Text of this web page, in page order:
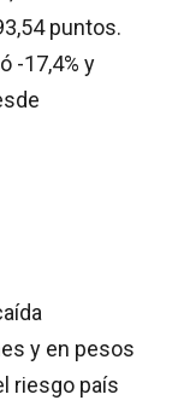
puntos.
-17,4% y
y en pesos
riesgo país